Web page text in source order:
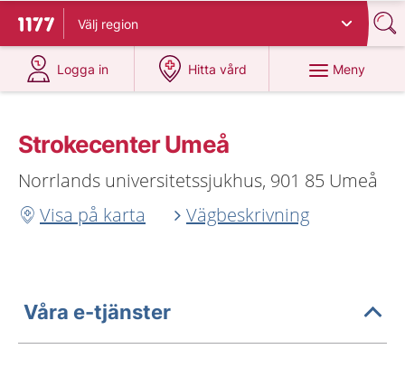
Till startsidan för 1177
Välj region
Logga in
på 1177.se
Hitta vård
på 1177.se
Meny
Strokecenter Umeå
Norrlands universitetssjukhus, 901 85 Umeå
Visa på karta
Vägbeskrivning
Våra e-tjänster